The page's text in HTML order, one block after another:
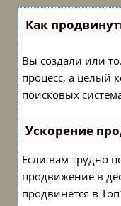
Как
Вы создали или
процесс, а целый
поисковых
Ускорение
Если вам трудно
продвижение в
продвинется в